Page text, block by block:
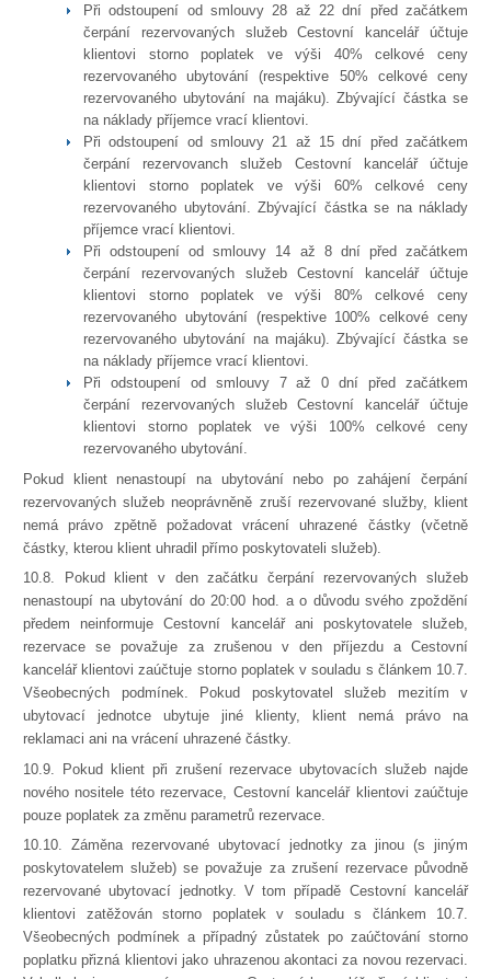
Při odstoupení od smlouvy 28 až 22 dní před začátkem
čerpání rezervovaných služeb Cestovní kancelář účtuje
klientovi storno poplatek ve výši 40% celkové ceny
rezervovaného ubytování (respektive 50% celkové ceny
rezervovaného ubytování na majáku). Zbývající částka se
na náklady příjemce vrací klientovi.
Při odstoupení od smlouvy 21 až 15 dní před začátkem
čerpání rezervovanch služeb Cestovní kancelář účtuje
klientovi storno poplatek ve výši 60% celkové ceny
rezervovaného ubytování. Zbývající částka se na náklady
příjemce vrací klientovi.
Při odstoupení od smlouvy 14 až 8 dní před začátkem
čerpání rezervovaných služeb Cestovní kancelář účtuje
klientovi storno poplatek ve výši 80% celkové ceny
rezervovaného ubytování (respektive 100% celkové ceny
rezervovaného ubytování na majáku). Zbývající částka se
na náklady příjemce vrací klientovi.
Při odstoupení od smlouvy 7 až 0 dní před začátkem
čerpání rezervovaných služeb Cestovní kancelář účtuje
klientovi storno poplatek ve výši 100% celkové ceny
rezervovaného ubytování.
Pokud klient nenastoupí na ubytování nebo po zahájení čerpání
rezervovaných služeb neoprávněně zruší rezervované služby, klient
nemá právo zpětně požadovat vrácení uhrazené částky (včetně
částky, kterou klient uhradil přímo poskytovateli služeb).
10.8. Pokud klient v den začátku čerpání rezervovaných služeb
nenastoupí na ubytování do 20:00 hod. a o důvodu svého zpoždění
předem neinformuje Cestovní kancelář ani poskytovatele služeb,
rezervace se považuje za zrušenou v den příjezdu a Cestovní
kancelář klientovi zaúčtuje storno poplatek v souladu s článkem 10.7.
Všeobecných podmínek. Pokud poskytovatel služeb mezitím v
ubytovací jednotce ubytuje jiné klienty, klient nemá právo na
reklamaci ani na vrácení uhrazené částky.
10.9. Pokud klient při zrušení rezervace ubytovacích služeb najde
nového nositele této rezervace, Cestovní kancelář klientovi zaúčtuje
pouze poplatek za změnu parametrů rezervace.
10.10. Záměna rezervované ubytovací jednotky za jinou (s jiným
poskytovatelem služeb) se považuje za zrušení rezervace původně
rezervované ubytovací jednotky. V tom případě Cestovní kancelář
klientovi zatěžován storno poplatek v souladu s článkem 10.7.
Všeobecných podmínek a případný zůstatek po zaúčtování storno
poplatku přizná klientovi jako uhrazenou akontaci za novou rezervaci.